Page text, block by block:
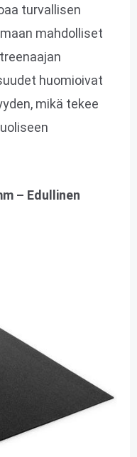
turvallisen
mahdolliset
huomioivat
mikä tekee
– Edullinen